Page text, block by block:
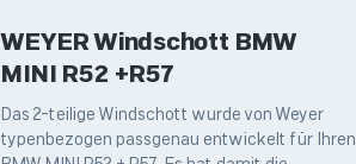
WEYER Windschott BMW
MINI R52 +R57
Das 2-teilige Windschott wurde von Weyer
typenbezogen passgenau entwickelt für Ihren